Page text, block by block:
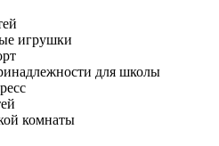
игрушки
для школы
комнаты